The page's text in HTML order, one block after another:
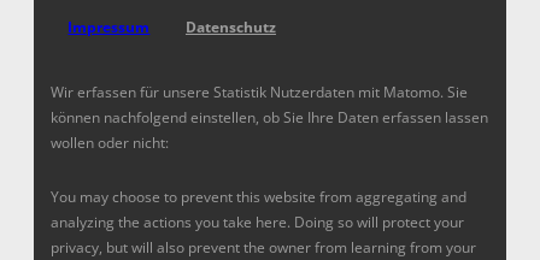
Impressum Datenschutz
Wir erfassen für unsere Statistik Nutzerdaten mit Matomo. Sie
können nachfolgend einstellen, ob Sie Ihre Daten erfassen lassen
wollen oder nicht:
You may choose to prevent this website from aggregating and
analyzing the actions you take here. Doing so will protect your
privacy, but will also prevent the owner from learning from your